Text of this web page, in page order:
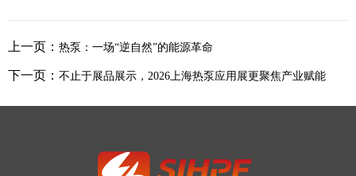
上一页： 热泵：一场“逆自然”的能源革命
下一页： 不止于展品展示，2026上海热泵应用展更聚焦产业赋能